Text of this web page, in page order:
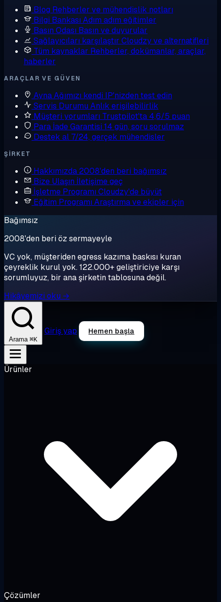
Blog Rehberler ve mühendislik notları
Bilgi Bankası Adım adım eğitimler
Basın Odası Basın ve duyurular
Sağlayıcıları karşılaştır Cloudzy ve alternatifleri
Tüm kaynaklar Rehberler, dokümanlar, araçlar,
haberler
ARAÇLAR VE GÜVEN
AynaAğımızı kendi IP'nizden test edin
Servis Durumu Anlık erişilebilirlik
Müşteri yorumları Trustpilot'ta 4,6/5 puan
Para İade Garantisi 14 gün, soru sorulmaz
Destek al 7/24, gerçek mühendisler
ŞIRKET
Hakkımızda 2008'den beri bağımsız
Bize Ulaşın İletişime geç
İşletme Programı Cloudzy'de büyüt
Eğitim Programı Araştırma ve ekipler için
Bağımsız
2008'den beri öz sermayeyle
VC yok, müşteriden egress kazıma baskısı kuran
çeyreklik kurul yok. 122.000+ geliştiriciye karşı
sorumluyuz, bir ana şirketin tablosuna değil.
Hikâyemizi oku →
Arama ⌘K
Giriş yap Hemen başla
Ürünler
Çözümler